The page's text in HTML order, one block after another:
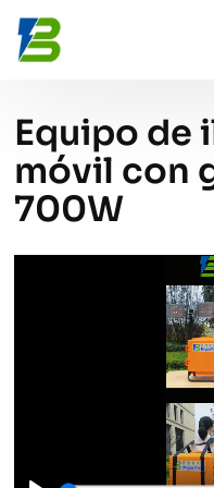
Equipo de
móvil con
700W